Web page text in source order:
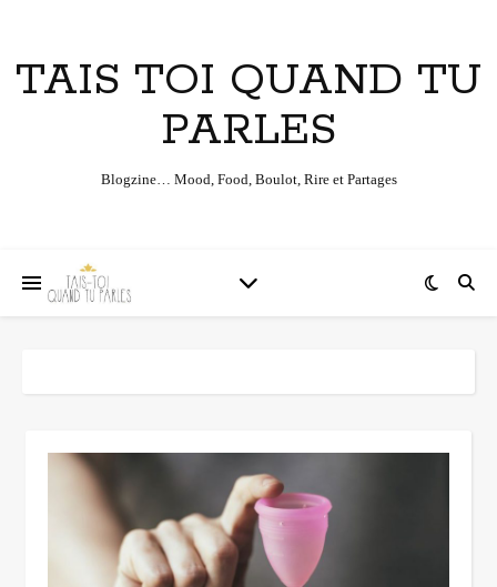
TAIS TOI QUAND TU
PARLES
Blogzine… Mood, Food, Boulot, Rire et Partages